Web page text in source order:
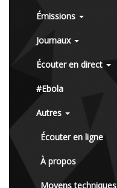
Émissions
Journaux
Écouter en direct
#Ebola
Autres
Écouter en ligne
À propos
Moyens techniques